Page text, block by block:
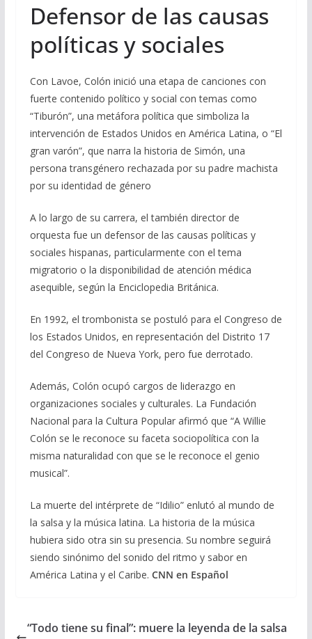
Defensor de las causas
políticas y sociales
Con Lavoe, Colón inició una etapa de canciones con
fuerte contenido político y social con temas como
“Tiburón”, una metáfora política que simboliza la
intervención de Estados Unidos en América Latina, o “El
gran varón”, que narra la historia de Simón, una
persona transgénero rechazada por su padre machista
por su identidad de género
A lo largo de su carrera, el también director de
orquesta fue un defensor de las causas políticas y
sociales hispanas, particularmente con el tema
migratorio o la disponibilidad de atención médica
asequible, según la Enciclopedia Británica.
En 1992, el trombonista se postuló para el Congreso de
los Estados Unidos, en representación del Distrito 17
del Congreso de Nueva York, pero fue derrotado.
Además, Colón ocupó cargos de liderazgo en
organizaciones sociales y culturales. La Fundación
Nacional para la Cultura Popular afirmó que “A Willie
Colón se le reconoce su faceta sociopolítica con la
misma naturalidad con que se le reconoce el genio
musical”.
La muerte del intérprete de “Idilio” enlutó al mundo de
la salsa y la música latina. La historia de la música
hubiera sido otra sin su presencia. Su nombre seguirá
siendo sinónimo del sonido del ritmo y sabor en
América Latina y el Caribe. CNN en Español
“Todo tiene su final”: muere la leyenda de la salsa